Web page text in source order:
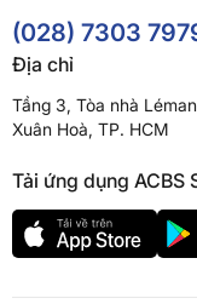
(028) 7303
Địa chỉ
Tầng 3, Tòa nhà
Xuân Hoà, TP. HCM
Tải ứng dụng ACBS